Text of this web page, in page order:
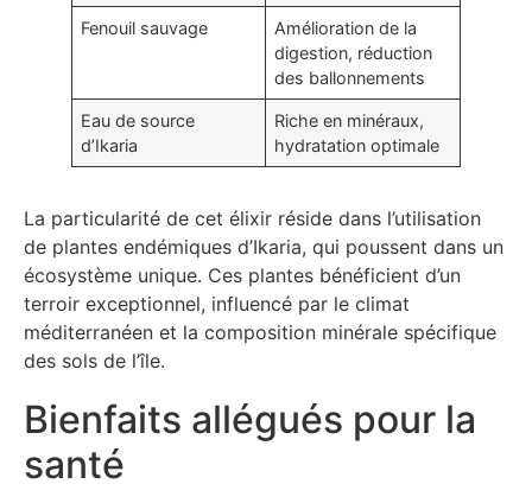
Fenouil sauvage
Amélioration de la
digestion, réduction
des ballonnements
Eau de source
d’Ikaria
Riche en minéraux,
hydratation optimale
La particularité de cet élixir réside dans l’utilisation
de plantes endémiques d’Ikaria, qui poussent dans un
écosystème unique. Ces plantes bénéficient d’un
terroir exceptionnel, influencé par le climat
méditerranéen et la composition minérale spécifique
des sols de l’île.
Bienfaits allégués pour la
santé